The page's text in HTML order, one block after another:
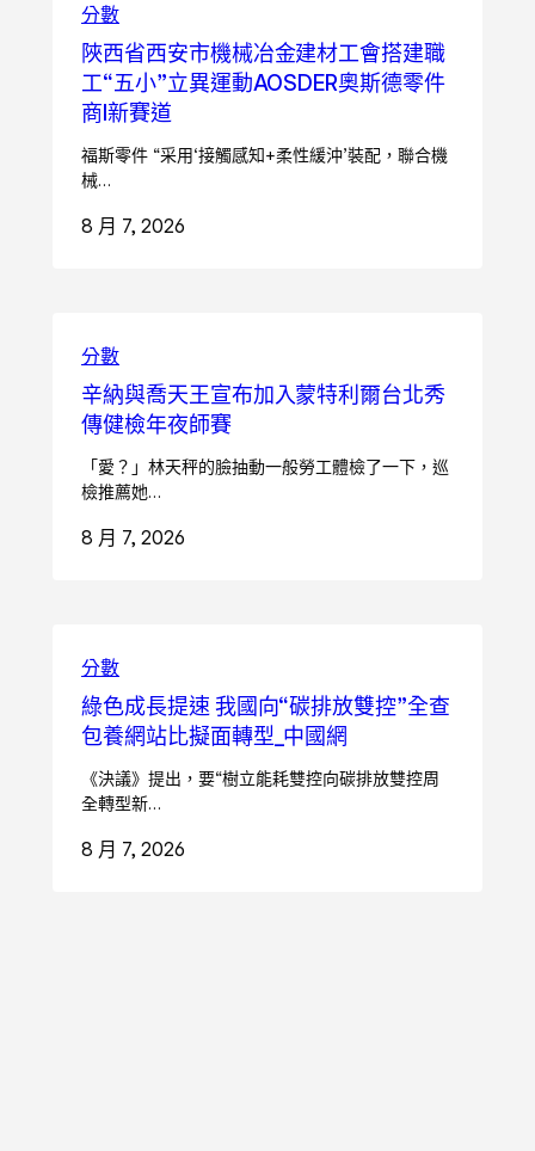
分數
陜西省西安市機械冶金建材工會搭建職
工“五小”立異運動AOSDER奧斯德零件
商I新賽道
福斯零件 “采用‘接觸感知+柔性緩沖’裝配，聯合機
械…
8 月 7, 2026
分數
辛納與喬天王宣布加入蒙特利爾台北秀
傳健檢年夜師賽
「愛？」林天秤的臉抽動一般勞工體檢了一下，巡
檢推薦她…
8 月 7, 2026
分數
綠色成長提速 我國向“碳排放雙控”全查
包養網站比擬面轉型_中國網
《決議》提出，要“樹立能耗雙控向碳排放雙控周
全轉型新…
8 月 7, 2026